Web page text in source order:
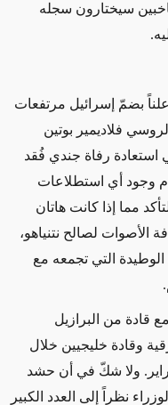
سيختارون سجله
بضمّ إسرائيل مرتفعات
فلاديمير بوتين
استعادة رفاة جندي فُقد
عام 1982. ورغم عدم وجود أي استطلاعات
مما إذا كانت هاتان
الأصوات لصالح نتنياهو،
الوطيدة التي تجمعه مع
قادة من البرازيل
وقادة خليجيين خلال
ولا شكّ في أن حشد
نظراً إلى العدد الكبير